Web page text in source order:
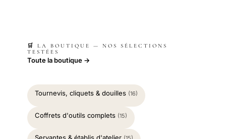
🛒 LA BOUTIQUE — NOS SÉLECTIONS
TESTÉES
Toute la boutique →
Tournevis, cliquets & douilles (16)
Coffrets d'outils complets (15)